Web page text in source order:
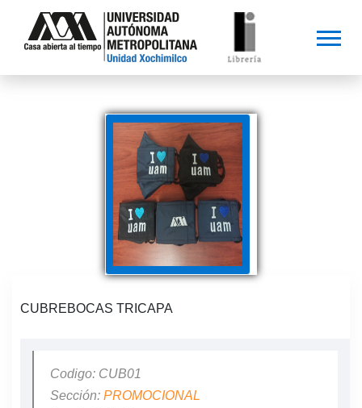
CUBREBOCAS TRICAPA
Codigo: CUB01
Sección: PROMOCIONAL